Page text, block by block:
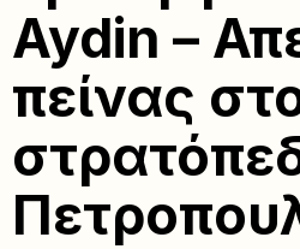
Aydin –
πείνας